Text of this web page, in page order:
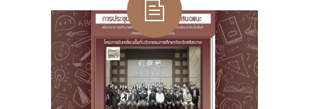
-- คณะกรรมการนโยบายพื้นที่นวัตกรรมการศึกษา
-- คณะอนุกรรมการ 6 คณะ
-- ทีมงาน สบน.
ติดต่อเรา